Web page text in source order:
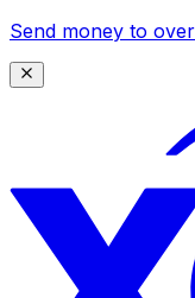
Send money to